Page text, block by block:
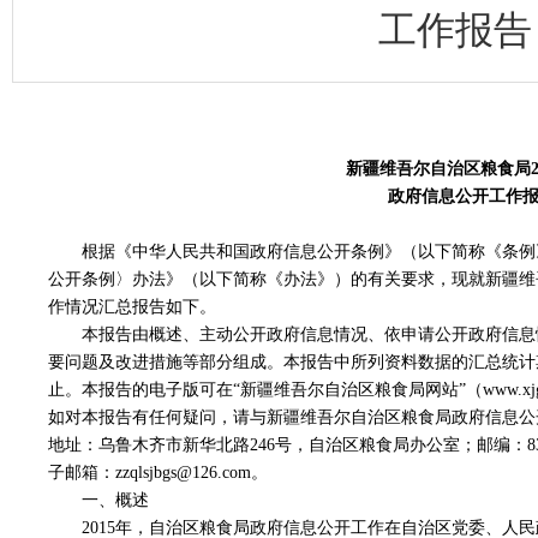
工作报告
新疆维吾尔自治区粮食局
政府信息公开工作
根据《中华人民共和国政府信息公开条例》（以下简称《条
公开条例〉办法》（以下简称《办法》）的有关要求，现就新疆
作情况汇总报告如下。
本报告由概述、主动公开政府信息情况、依申请公开政府信
要问题及改进措施等部分组成。本报告中所列资料数据的汇总统计
止。本报告的电子版可在“新疆维吾尔自治区粮食局网站”（
如对本报告有任何疑问，请与新疆维吾尔自治区粮食局政府信息
地址：乌鲁木齐市新华北路246号，自治区粮食局办公室；邮编：
子邮箱：zzqlsjbgs@126.com。
一、概述
2015年，自治区粮食局政府信息公开工作在自治区党委、人